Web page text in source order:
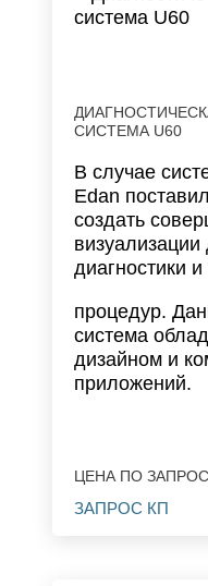
СИСТЕМА U60
В случае
Edan
создать
диагностики
процедур.
система
дизайном и
приложений.
ЦЕНА ПО
ЗАПРОС КП